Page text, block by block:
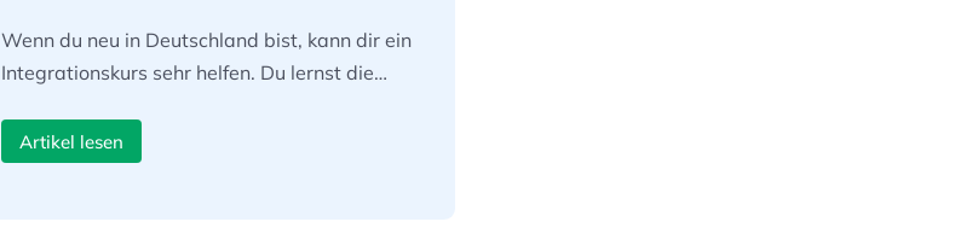
Wenn du neu in Deutschland bist, kann dir ein
Integrationskurs sehr helfen. Du lernst die…
Artikel lesen